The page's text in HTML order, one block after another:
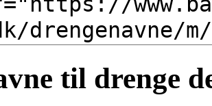
til drenge